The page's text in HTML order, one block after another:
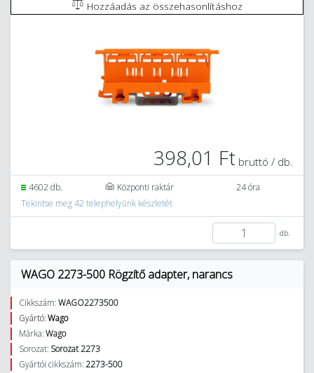
Hozzáadás az összehasonlításhoz
398,01 Ft bruttó / db.
4602 db. Központi raktár
24 óra
Tekintse meg 42 telephelyünk készletét
db.
WAGO 2273-500 Rögzítő adapter, narancs
Cikkszám:WAGO2273500
Gyártó:Wago
Márka:Wago
Sorozat: Sorozat 2273
Gyártói cikkszám:2273-500